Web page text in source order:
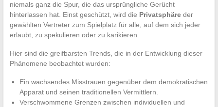
niemals ganz die Spur, die das ursprüngliche Gerücht
hinterlassen hat. Einst geschützt, wird die Privatsphäreder
gewählten Vertreter zum Spielplatz für alle, auf dem sich jeder
erlaubt, zu spekulieren oder zu karikieren.
Hier sind die greifbarsten Trends, die in der Entwicklung dieser
Phänomene beobachtet wurden:
Ein wachsendes Misstrauen gegenüber dem demokratischen
Apparat und seinen traditionellen Vermittlern.
Verschwommene Grenzen zwischen individuellen und